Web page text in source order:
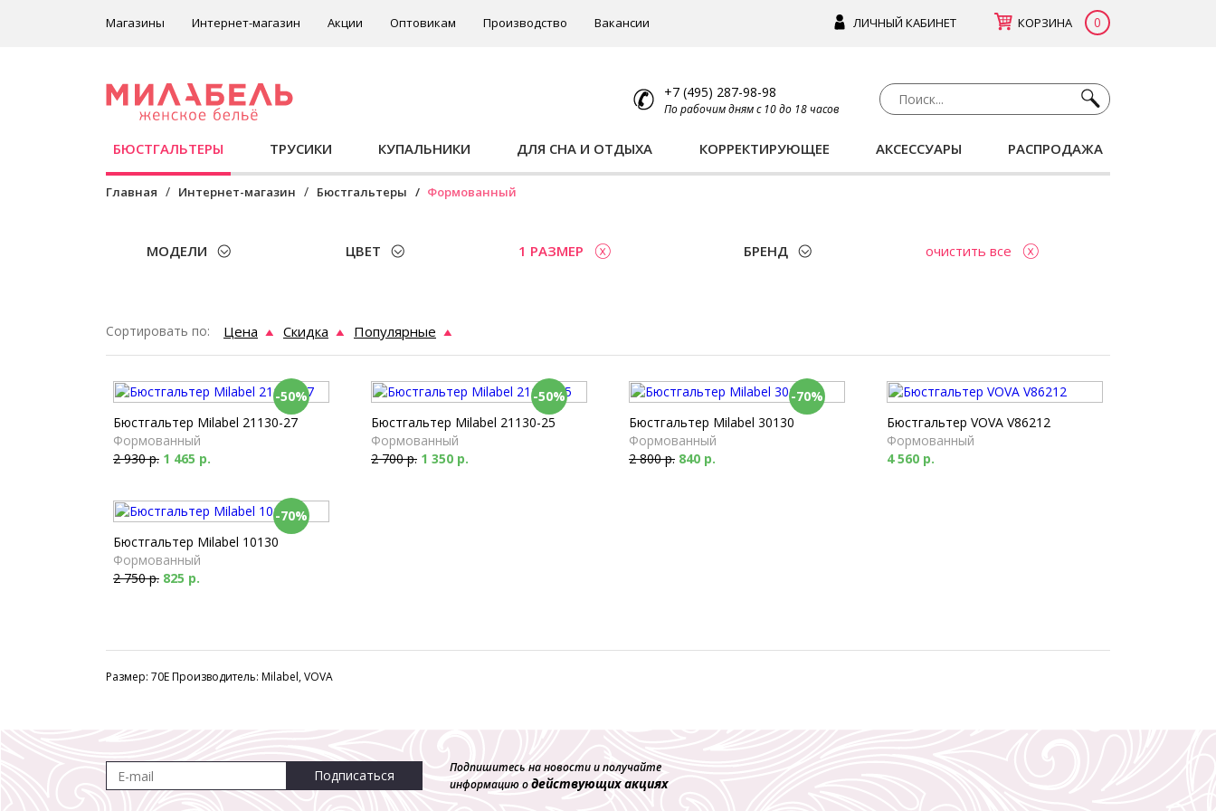
ЛИЧНЫЙ КАБИНЕТ КОРЗИНА 0
Магазины Интернет-магазин Акции Оптовикам Производство Вакансии
+7 (495) 287-98-98
По рабочим дням с 10 до 18 часов
БЮСТГАЛЬТЕРЫ ТРУСИКИ КУПАЛЬНИКИ ДЛЯ СНА И ОТДЫХА КОРРЕКТИРУЮЩЕЕ АКСЕССУАРЫ РАСПРОДАЖА
Главная Интернет-магазин Бюстгальтеры Формованный
МОДЕЛИ ЦВЕТ 1 РАЗМЕР БРЕНД очистить все
Сортировать по: Цена Скидка Популярные
-50%
Бюстгальтер Milabel 21130-27
Формованный
2 930 р. 1 465 р.
-50%
Бюстгальтер Milabel 21130-25
Формованный
2 700 р. 1 350 р.
-70%
Бюстгальтер Milabel 30130
Формованный
2 800 р. 840 р.
Бюстгальтер VOVA V86212
Формованный
4 560 р.
-70%
Бюстгальтер Milabel 10130
Формованный
2 750 р. 825 р.
Размер: 70E Производитель: Milabel, VOVA
Подписаться
Подпишитесь на новости и получайте
информацию одействующих акциях